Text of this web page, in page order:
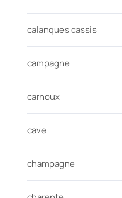
calanques cassis
campagne
carnoux
cave
champagne